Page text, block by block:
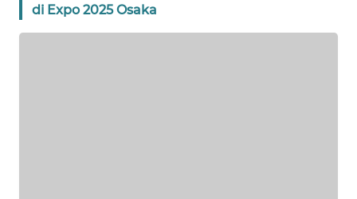
di Expo 2025 Osaka
WN